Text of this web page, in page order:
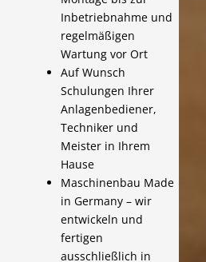
Inbetriebnahme und
regelmäßigen
Wartung vor Ort
Auf Wunsch
Schulungen Ihrer
Anlagenbediener,
Techniker und
Meister in Ihrem
Hause
Maschinenbau Made
in Germany – wir
entwickeln und
fertigen
ausschließlich in